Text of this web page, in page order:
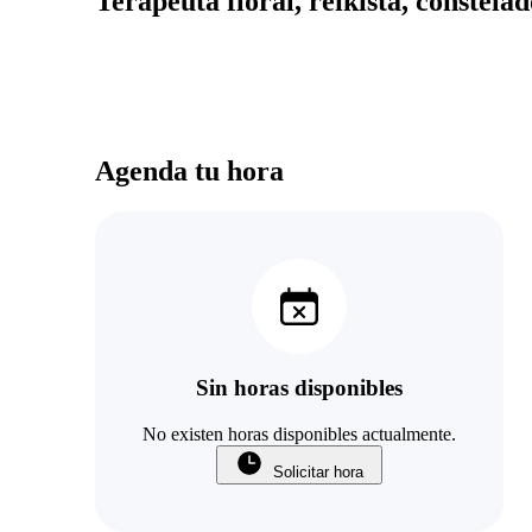
Agenda tu hora
Sin horas disponibles
No existen horas disponibles actualmente.
Solicitar hora